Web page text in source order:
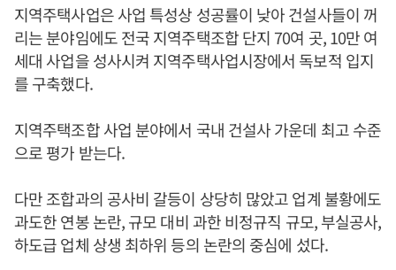
지역주택사업은 사업 특성상 성공률이 낮아 건설사들이 꺼
리는 분야임에도 전국 지역주택조합 단지 70여 곳, 10만 여
세대 사업을 성사시켜 지역주택사업시장에서 독보적 입지
를 구축했다.
지역주택조합 사업 분야에서 국내 건설사 가운데 최고 수준
으로 평가 받는다.
다만 조합과의 공사비 갈등이 상당히 많았고 업계 불황에도
과도한 연봉 논란, 규모 대비 과한 비정규직 규모, 부실공사,
하도급 업체 상생 최하위 등의 논란의 중심에 섰다.